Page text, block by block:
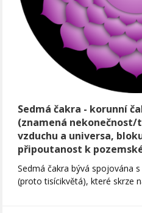
Sedmá čakra - korunní
(znamená
vzduchu a universa,
připoutanost k
Sedmá čakra bývá spojována
(proto tisícikvětá), které skrze